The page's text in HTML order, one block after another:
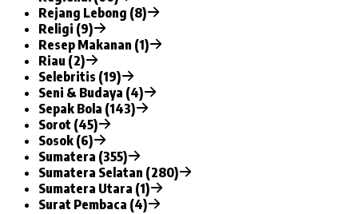
Rejang Lebong (8)
Religi (9)
Resep Makanan (1)
Riau (2)
Selebritis (19)
Seni & Budaya (4)
Sepak Bola (143)
Sorot (45)
Sosok (6)
Sumatera (355)
Sumatera Selatan (280)
Sumatera Utara (1)
Surat Pembaca (4)